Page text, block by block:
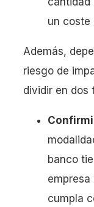
un coste
Además,
riesgo de
dividir en dos
banco
cumpla